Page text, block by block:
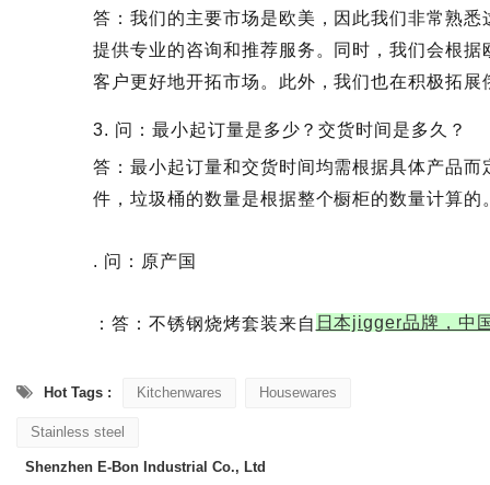
答：我们的主要市场是欧美，因此我们非常熟
提供专业的咨询和推荐服务。同时，我们会根
客户更好地开拓市场。此外，我们也在积极拓
3. 问：最小起订量是多少？交货时间是多久？
答：最小起订量和交货时间均需根据具体产品
件，垃圾桶的数量是根据整个橱柜的数量计算
. 问：原产国
：答：不锈钢烧烤套装来自 日本jigger品牌，中
Hot Tags : Kitchenwares Housewares
Stainless steel
Shenzhen E-Bon Industrial Co., Ltd